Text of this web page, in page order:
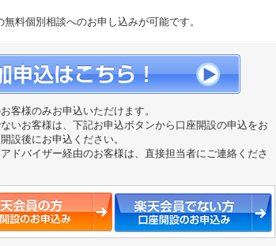
料個別相談へのお申し込みが可能です。
客様のみお申込いただけます。
いお客様は、下記お申込ボタンから口座開設の申込をお
設後にお申込ください。
ドバイザー経由のお客様は、直接担当者にご連絡くださ